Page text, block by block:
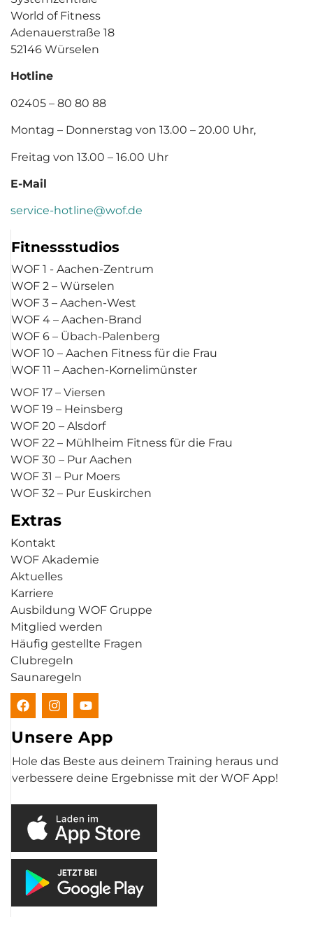
World of Fitness
Adenauerstraße 18
52146 Würselen
Hotline
02405 – 80 80 88
Montag – Donnerstag von 13.00 – 20.00 Uhr,
Freitag von 13.00 – 16.00 Uhr
E-Mail
service-hotline@wof.de
Fitnessstudios
WOF 1 - Aachen-Zentrum
WOF 2 – Würselen
WOF 3 – Aachen-West
WOF 4 – Aachen-Brand
WOF 6 – Übach-Palenberg
WOF 10 – Aachen Fitness für die Frau
WOF 11 – Aachen-Kornelimünster
WOF 17 – Viersen
WOF 19 – Heinsberg
WOF 20 – Alsdorf
WOF 22 – Mühlheim Fitness für die Frau
WOF 30 – Pur Aachen
WOF 31 – Pur Moers
WOF 32 – Pur Euskirchen
Extras
Kontakt
WOF Akademie
Aktuelles
Karriere
Ausbildung WOF Gruppe
Mitglied werden
Häufig gestellte Fragen
Clubregeln
Saunaregeln
Unsere App
Hole das Beste aus deinem Training heraus und
verbessere deine Ergebnisse mit der WOF App!